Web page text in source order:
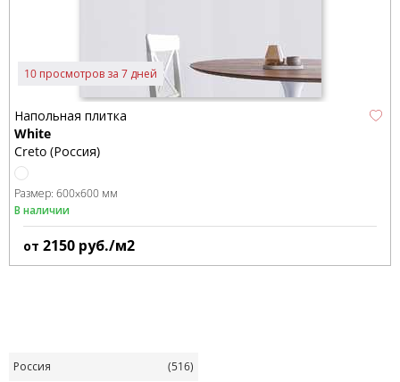
10 просмотров за 7 дней
Напольная плитка
White
Creto (Россия)
Размер: 600x600 мм
В наличии
от 2150 руб./м2
Россия (516)